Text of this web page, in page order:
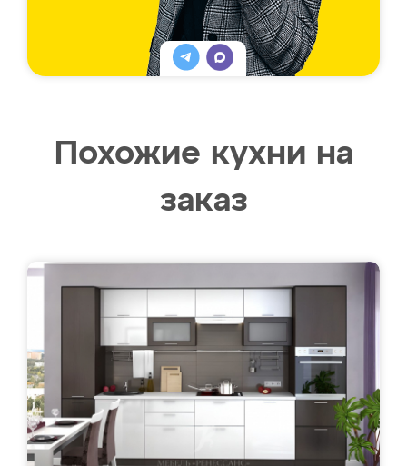
Похожие кухни на
заказ